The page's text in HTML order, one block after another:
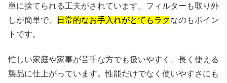
単に捨てられる工夫がされています。フィルターも取り外
しが簡単で、
日常的なお手入れがとてもラクなのもポイン
トです。
忙しい家庭や家事が苦手な方でも扱いやすく、長く使える
製品に仕上がっています。性能だけでなく使いやすさにも